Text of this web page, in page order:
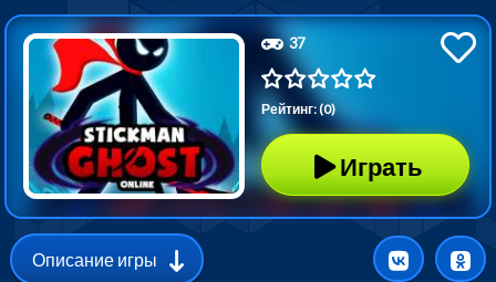
37
Рейтинг: (0)
Играть
Описание игры